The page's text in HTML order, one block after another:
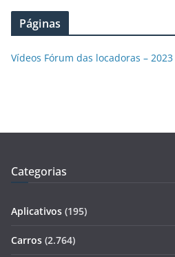
Páginas
Vídeos Fórum das locadoras – 2023
Categorias
Aplicativos (195)
Carros (2.764)